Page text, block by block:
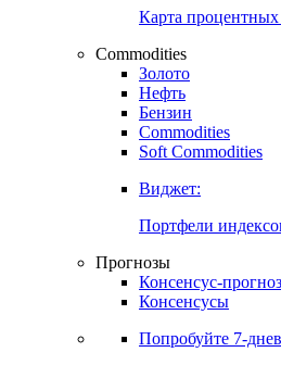
Карта процентных
Commodities
Золото
Нефть
Бензин
Commodities
Soft Commodities
Виджет:
Портфели
Прогнозы
Консенсус-
Консенсусы
Попробуйте 7-